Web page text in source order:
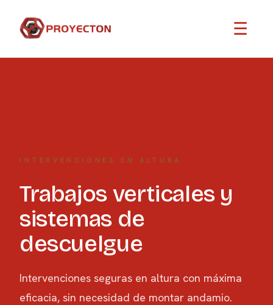
☰
INTERVENCIONES EN ALTURA
Trabajos verticales y
sistemas de
descuelgue
Intervenciones seguras en altura con máxima
eficacia, sin necesidad de montar andamio.